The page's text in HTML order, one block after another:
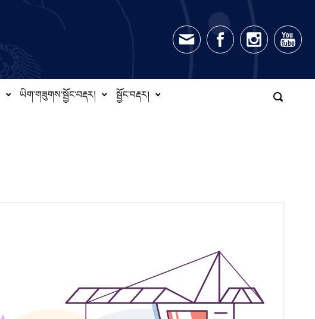
ཡིག་གཟུགས་སྦྱོང་བརྡར། སྦྱོང་བརྡར།